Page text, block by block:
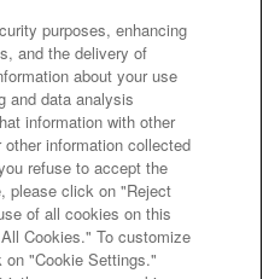
用ブース
purposes, enhancing
and the delivery of
about your use
and data analysis
information with other
information collected
refuse to accept the
please click on "Reject
of all cookies on this
Cookies." To customize
"Cookie Settings."